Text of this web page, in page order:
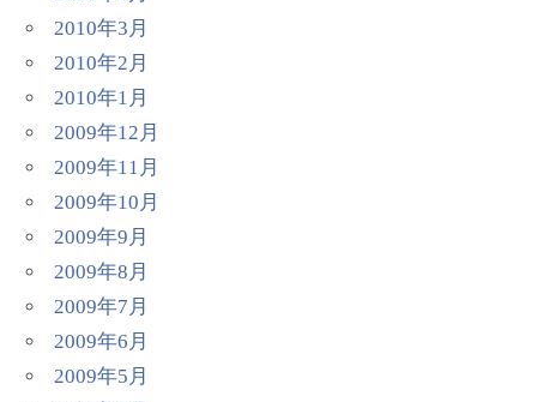
2010年3月
2010年2月
2010年1月
2009年12月
2009年11月
2009年10月
2009年9月
2009年8月
2009年7月
2009年6月
2009年5月